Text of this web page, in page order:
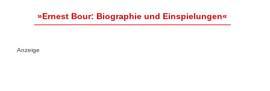
»Ernest Bour: Biographie und Einspielungen«
Anzeige